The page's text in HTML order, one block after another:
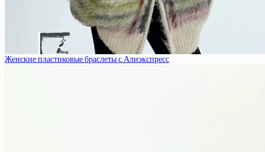
Женские пластиковые браслеты с Алиэкспресс